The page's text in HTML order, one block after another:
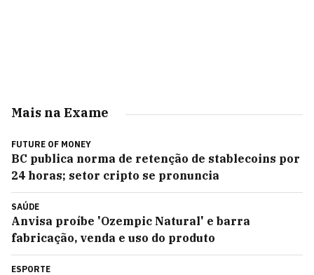
Mais na Exame
FUTURE OF MONEY
BC publica norma de retenção de stablecoins por
24 horas; setor cripto se pronuncia
SAÚDE
Anvisa proíbe 'Ozempic Natural' e barra
fabricação, venda e uso do produto
ESPORTE